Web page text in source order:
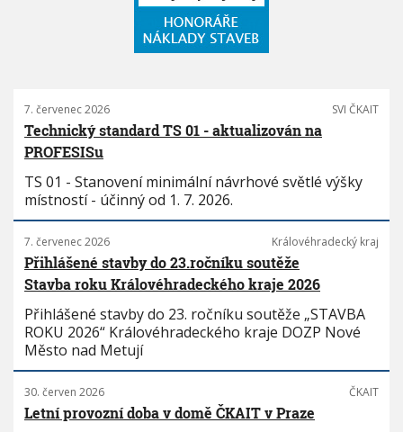
7. červenec 2026 SVI ČKAIT
Technický standard TS 01 - aktualizován na
PROFESISu
TS 01 - Stanovení minimální návrhové světlé výšky
místností - účinný od 1. 7. 2026.
7. červenec 2026 Královéhradecký kraj
Přihlášené stavby do 23.ročníku soutěže
Stavba roku Královéhradeckého kraje 2026
Přihlášené stavby do 23. ročníku soutěže „STAVBA
ROKU 2026“ Královéhradeckého kraje DOZP Nové
Město nad Metují
30. červen 2026 ČKAIT
Letní provozní doba v domě ČKAIT v Praze